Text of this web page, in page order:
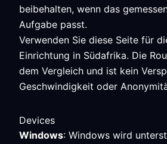
beibehalten, wenn das
Aufgabe passt.
Verwenden Sie diese Seite für
Einrichtung in Südafrika. Die
dem Vergleich und ist kein
Geschwindigkeit oder
Devices
Windows: Windows wird